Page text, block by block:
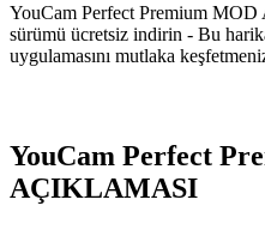
YouCam Perfect Premium
sürümü ücretsiz indirin - Bu
uygulamasını mutlaka
YouCam Perfect
AÇIKLAMASI